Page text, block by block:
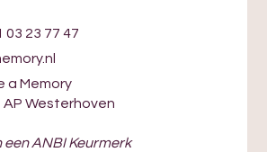
03 23 77 47
a Memory
AP Westerhoven
een ANBI Keurmerk